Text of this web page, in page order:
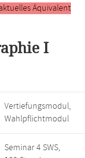
Äquivalent
I
Vertiefungsmodul,
Wahlpflichtmodul
Seminar 4 SWS,